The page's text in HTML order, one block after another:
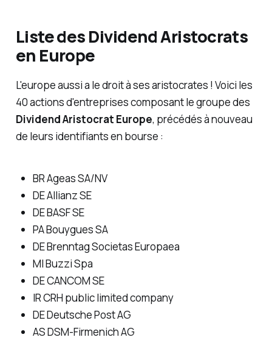
Liste des Dividend Aristocrats
en Europe
L'europe aussi a le droit à ses aristocrates ! Voici les
40 actions d'entreprises composant le groupe des
Dividend Aristocrat Europe, précédés à nouveau
de leurs identifiants en bourse :
BR Ageas SA/NV
DE Allianz SE
DE BASF SE
PA Bouygues SA
DE Brenntag Societas Europaea
MI Buzzi Spa
DE CANCOM SE
IR CRH public limited company
DE Deutsche Post AG
AS DSM-Firmenich AG